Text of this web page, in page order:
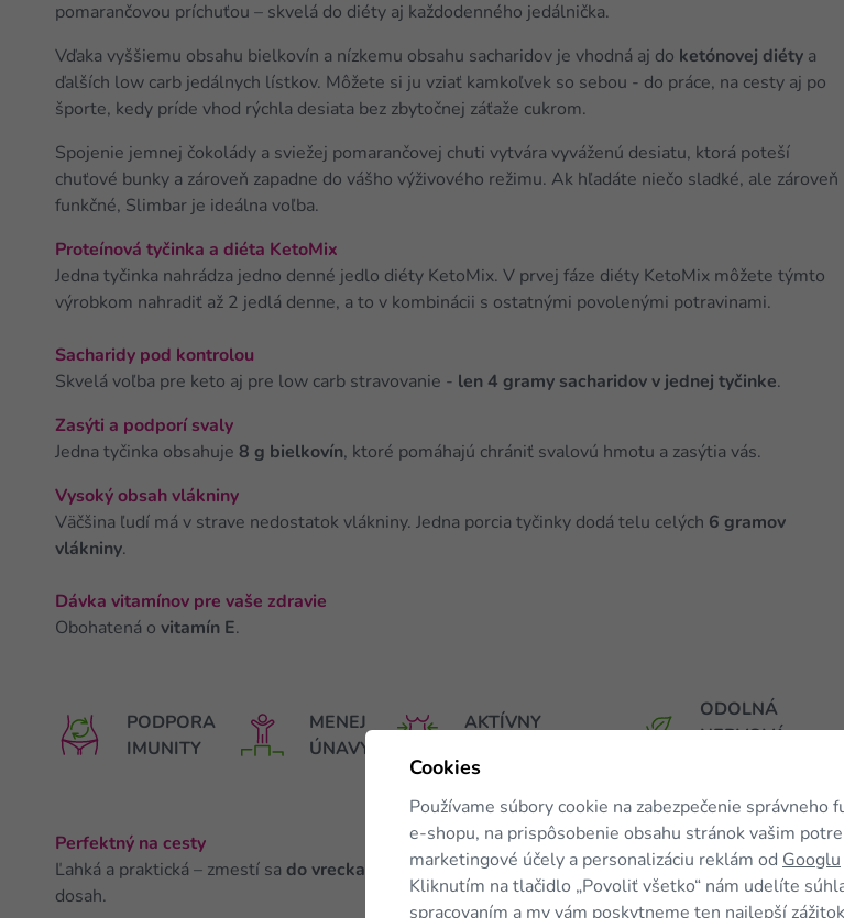
pomarančovou príchuťou – skvelá do diéty aj každodenného jedálnička.
Vďaka vyššiemu obsahu bielkovín a nízkemu obsahu sacharidov je vhodná aj do ketónovej diéty a
ďalších low carb jedálnych lístkov. Môžete si ju vziať kamkoľvek so sebou - do práce, na cesty aj po
športe, kedy príde vhod rýchla desiata bez zbytočnej záťaže cukrom.
Spojenie jemnej čokolády a sviežej pomarančovej chuti vytvára vyváženú desiatu, ktorá poteší
chuťové bunky a zároveň zapadne do vášho výživového režimu. Ak hľadáte niečo sladké, ale zároveň
funkčné, Slimbar je ideálna voľba.
Proteínová tyčinka a diéta KetoMix
Jedna tyčinka nahrádza jedno denné jedlo diéty KetoMix. V prvej fáze diéty KetoMix môžete týmto
výrobkom nahradiť až 2 jedlá denne, a to v kombinácii s ostatnými povolenými potravinami.
Sacharidy pod kontrolou
Skvelá voľba pre keto aj pre low carb stravovanie - len 4 gramy sacharidov v jednej tyčinke.
Zasýti a podporí svaly
Jedna tyčinka obsahuje 8 g bielkovín, ktoré pomáhajú chrániť svalovú hmotu a zasýtia vás.
Vysoký obsah vlákniny
Väčšina ľudí má v strave nedostatok vlákniny. Jedna porcia tyčinky dodá telu celých 6 gramov
vlákniny.
Dávka vitamínov pre vaše zdravie
Obohatená o vitamín E.
PODPORA
IMUNITY
MENEJ
ÚNAVY
AKTÍVNY
ODOLNÁ
Perfektný na cesty
Ľahká a praktická – zmestí sa do vrecka, kabelky aj do priehradky v aute, takže ju máte vždy na
dosah.
Cookies
Používame súbory cookie na zabezpečenie správneho
e-shopu, na prispôsobenie obsahu stránok vašim
marketingové účely a personalizáciu reklám od Googlu
Kliknutím na tlačidlo „Povoliť všetko“ nám udelíte
spracovaním a my vám poskytneme ten najlepší